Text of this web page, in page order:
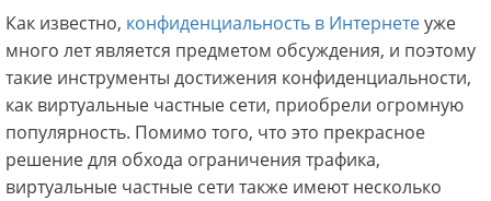
Как известно, конфиденциальность в Интернетеуже
много лет является предметом обсуждения, и поэтому
такие инструменты достижения конфиденциальности,
как виртуальные частные сети, приобрели огромную
популярность. Помимо того, что это прекрасное
решение для обхода ограничения трафика,
виртуальные частные сети также имеют несколько